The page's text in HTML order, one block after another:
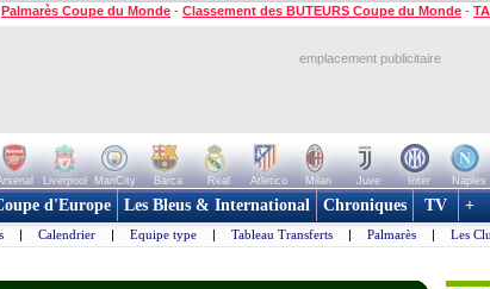
Palmarès Coupe du Monde - Classement des BUTEURS Coupe du Monde -
emplacement publicitaire
Liverpool ManCity Barca Real Atletico Milan Juve Inter Naples
d'Europe Les Bleus & International Chroniques TV +
| Calendrier | Equipe type | Tableau Transferts | Palmarès | Les